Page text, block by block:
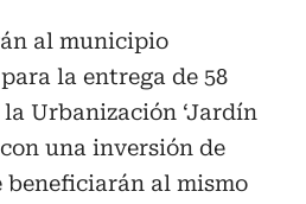
al municipio
la entrega de 58
Urbanización ‘Jardín
una inversión de
beneficiarán al mismo